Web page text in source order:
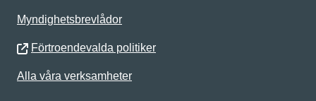
Myndighetsbrevlådor
Förtroendevalda politiker
Alla våra verksamheter